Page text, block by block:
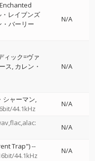
レイブンズ
・バーリー
N/A
ィック=ヴァ
ス カレン・
N/A
シャーマン
44.1kHz
N/A
N/A
Trap")--
44.1kHz
N/A